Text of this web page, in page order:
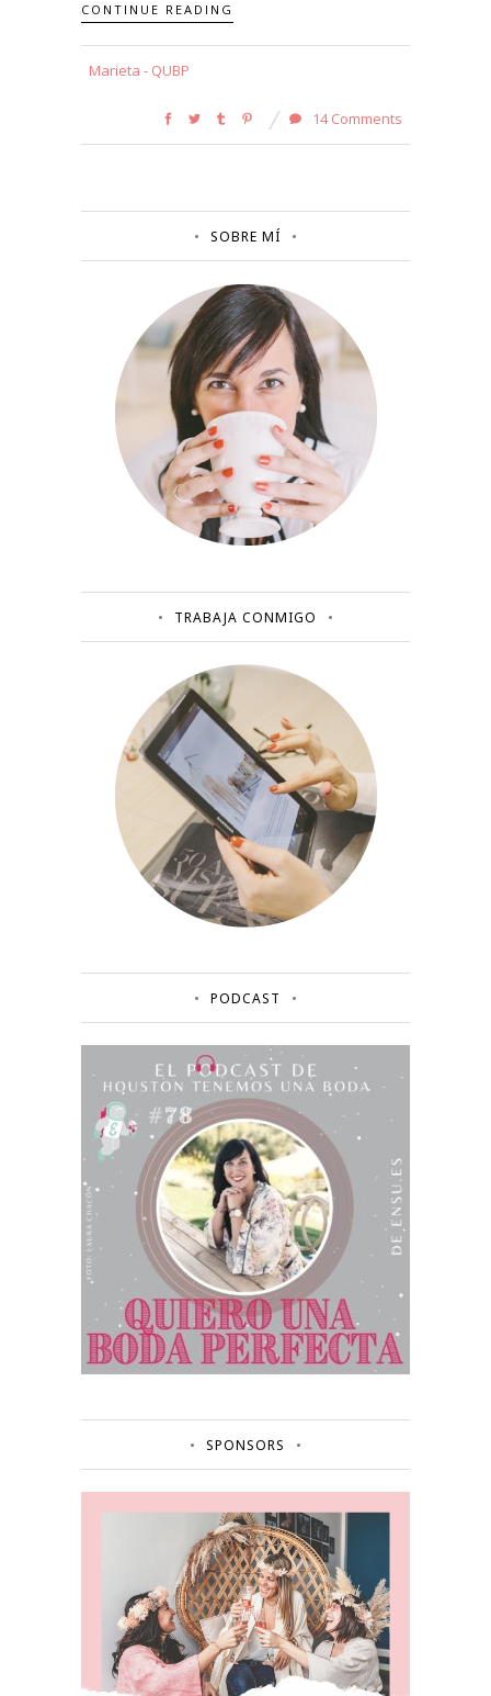
CONTINUE READING
Marieta - QUBP
14 Comments
SOBRE MÍ
TRABAJA CONMIGO
PODCAST
SPONSORS